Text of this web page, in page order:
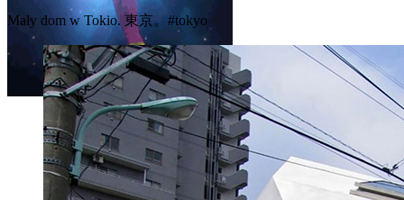
Mały dom w Tokio. 東京。 #tokyo